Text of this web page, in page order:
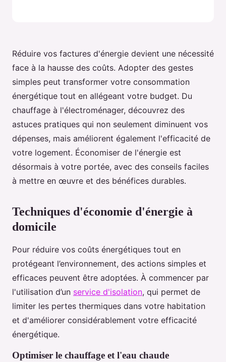
Réduire vos factures d'énergie devient une nécessité
face à la hausse des coûts. Adopter des gestes
simples peut transformer votre consommation
énergétique tout en allégeant votre budget. Du
chauffage à l'électroménager, découvrez des
astuces pratiques qui non seulement diminuent vos
dépenses, mais améliorent également l'efficacité de
votre logement. Économiser de l'énergie est
désormais à votre portée, avec des conseils faciles
à mettre en œuvre et des bénéfices durables.
Techniques d'économie d'énergie à
domicile
Pour réduire vos coûts énergétiques tout en
protégeant l’environnement, des actions simples et
efficaces peuvent être adoptées. À commencer par
l'utilisation d’un service d'isolation, qui permet de
limiter les pertes thermiques dans votre habitation
et d'améliorer considérablement votre efficacité
énergétique.
Optimiser le chauffage et l'eau chaude